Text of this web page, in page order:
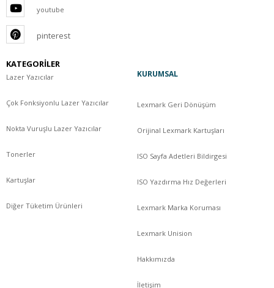
youtube
pinterest
KATEGORİLER
Lazer Yazıcılar
Çok Fonksiyonlu Lazer Yazıcılar
Nokta Vuruşlu Lazer Yazıcılar
Tonerler
Kartuşlar
Diğer Tüketim Ürünleri
KURUMSAL
Lexmark Geri Dönüşüm
Orijinal Lexmark Kartuşları
ISO Sayfa Adetleri Bildirgesi
ISO Yazdırma Hız Değerleri
Lexmark Marka Koruması
Lexmark Unision
Hakkımızda
İletişim